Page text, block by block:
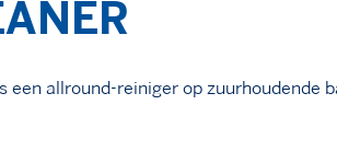
een allround-reiniger op zuurhoudende